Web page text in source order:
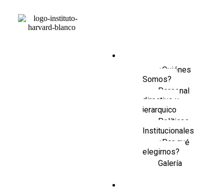
¿Quiénes
Somos?
Personal
directivo y
jerarquico
Políticas
Institucionales
¿Por qué
elegirnos?
Galería